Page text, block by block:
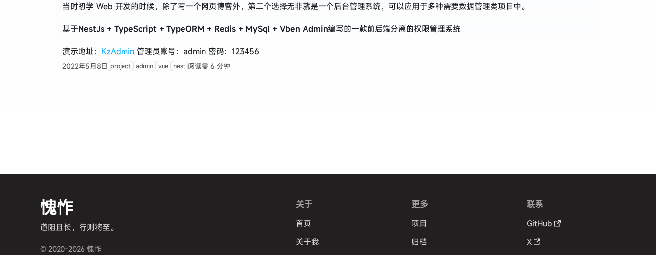
当时初学 Web 开发的时候，除了写一个网页博客外，第二个选择无非就是一个后台管理系统，可以应用于多种需要数据管理类项目中。
基于NestJs + TypeScript + TypeORM + Redis + MySql + Vben Admin编写的一款前后端分离的权限管理系统
演示地址： KzAdmin 管理员账号：admin 密码：123456
2022年5月8日 project admin vue nest 阅读需 6 分钟
愧怍
道阻且长，行则将至。
© 2020-2026 愧怍
关于
首页
关于我
更多
项目
归档
联系
GitHub
X